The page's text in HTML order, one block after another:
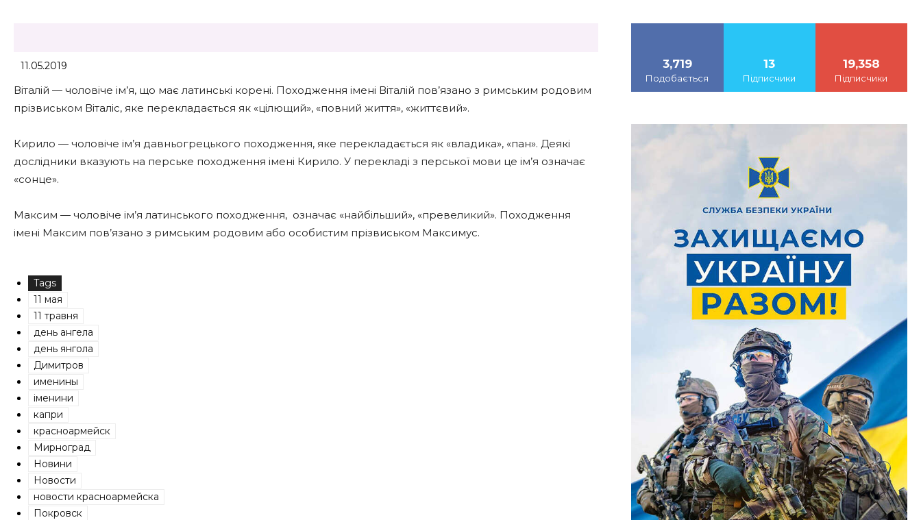
11.05.2019
Віталій — чоловіче ім’я, що має латинські корені. Походження імені Віталій пов’язано з римським родовим
прізвиськом Віталіс, яке перекладається як «цілющий», «повний життя», «життєвий».
Кирило — чоловіче ім’я давньогрецького походження, яке перекладається як «владика», «пан». Деякі
дослідники вказують на перське походження імені Кирило. У перекладі з перської мови це ім’я означає
«сонце».
Максим — чоловіче ім’я латинського походження, означає «найбільший», «превеликий». Походження
імені Максим пов’язано з римським родовим або особистим прізвиськом Максимус.
Tags
11 мая
11 травня
день ангела
день янгола
Димитров
именины
іменини
капри
красноармейск
Мирноград
Новини
Новости
новости красноармейска
Покровск
3,719
Подобається
13
Підписчики
19,358
Підписчики